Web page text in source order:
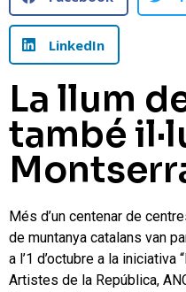
LinkedIn
La llum
també
Més d’un centenar de
de muntanya catalans van
a l’1 d’octubre a la
Artistes de la República,